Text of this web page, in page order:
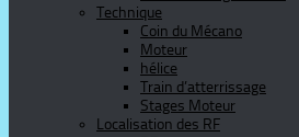
Technique
Coin du Mécano
Moteur
hélice
Train d’atterrissage
Stages Moteur
Localisation des RF